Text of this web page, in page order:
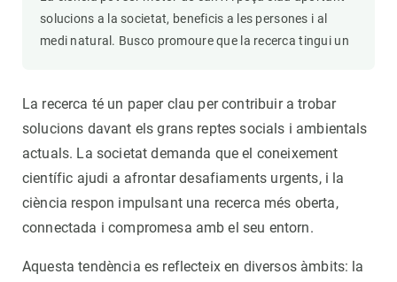
solucions a la societat, beneficis a les persones i al
medi natural. Busco promoure que la recerca tingui un
La recerca té un paper clau per contribuir a trobar
solucions davant els grans reptes socials i ambientals
actuals. La societat demanda que el coneixement
científic ajudi a afrontar desafiaments urgents, i la
ciència respon impulsant una recerca més oberta,
connectada i compromesa amb el seu entorn.
Aquesta tendència es reflecteix en diversos àmbits: la